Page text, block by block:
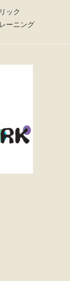
ック
ーニング